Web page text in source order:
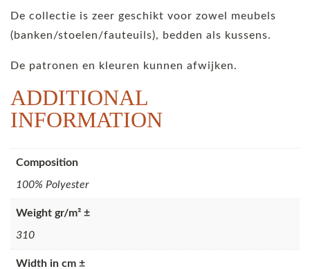
De collectie is zeer geschikt voor zowel meubels
(banken/stoelen/fauteuils), bedden als kussens.
De patronen en kleuren kunnen afwijken.
ADDITIONAL
INFORMATION
Composition
100% Polyester
Weight gr/m² ±
310
Width in cm ±